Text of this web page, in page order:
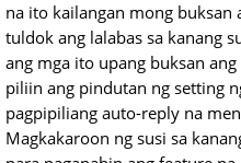
na ito kailangan mong buksan
tuldok ang lalabas sa kanang
ang mga ito upang buksan
piliin ang pindutan ng setting
pagpipiliang auto-reply na
Magkakaroon ng susi sa